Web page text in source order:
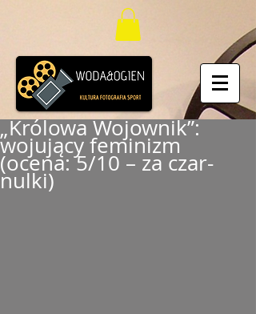
„Królowa Wojownik”:
wojujący feminizm
(ocena: 5/10 – za czar-
nulki)